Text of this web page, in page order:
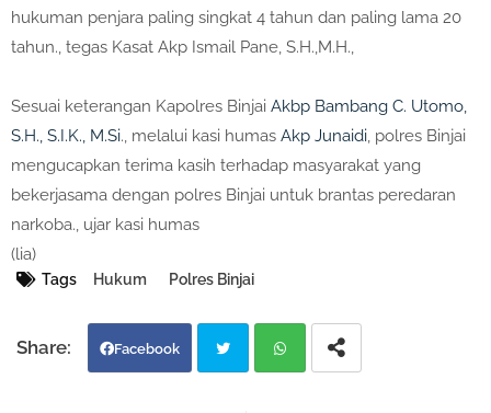
hukuman penjara paling singkat 4 tahun dan paling lama 20
tahun., tegas Kasat Akp Ismail Pane, S.H.,M.H.,
Sesuai keterangan Kapolres Binjai Akbp Bambang C. Utomo,
S.H., S.I.K., M.Si., melalui kasi humas Akp Junaidi, polres Binjai
mengucapkan terima kasih terhadap masyarakat yang
bekerjasama dengan polres Binjai untuk brantas peredaran
narkoba., ujar kasi humas
(lia)
Tags Hukum Polres Binjai
Facebook